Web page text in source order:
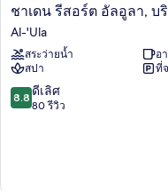
ชา
เดน
รี
สอร์ต
อัล
อูลา,
บริหาร
ชาเดน รีสอร์ต อัลอูลา, บ
Al-'Ula
สระว่ายน้ำ
อ
สปา
ที่
8.8
จาก
8.8 ดีเลิศ
80 รีวิว